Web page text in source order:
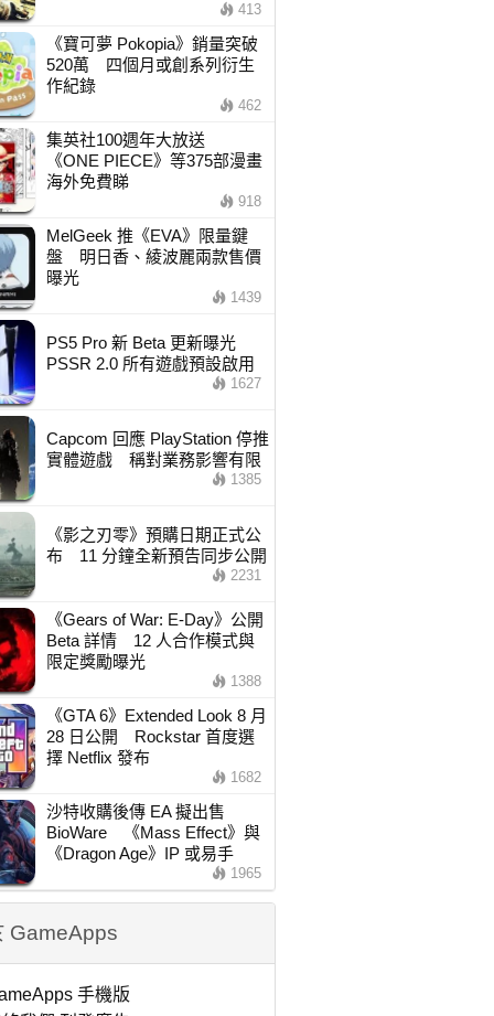
413
《寶可夢 Pokopia》銷量突破
520萬 四個月或創系列衍生
作紀錄
462
集英社100週年大放送
《ONE PIECE》等375部漫畫
海外免費睇
918
MelGeek 推《EVA》限量鍵
盤 明日香、綾波麗兩款售價
曝光
1439
PS5 Pro 新 Beta 更新曝光
PSSR 2.0 所有遊戲預設啟用
1627
Capcom 回應 PlayStation 停推
實體遊戲 稱對業務影響有限
1385
《影之刃零》預購日期正式公
布 11 分鐘全新預告同步公開
2231
《Gears of War: E-Day》公開
Beta 詳情 12 人合作模式與
限定獎勵曝光
1388
《GTA 6》Extended Look 8 月
28 日公開 Rockstar 首度選
擇 Netflix 發布
1682
沙特收購後傳 EA 擬出售
BioWare 《Mass Effect》與
《Dragon Age》IP 或易手
1965
GameApps
手機版